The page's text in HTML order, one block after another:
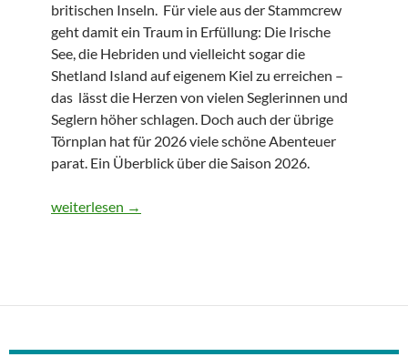
britischen Inseln. Für viele aus der Stammcrew
geht damit ein Traum in Erfüllung: Die Irische
See, die Hebriden und vielleicht sogar die
Shetland Island auf eigenem Kiel zu erreichen –
das lässt die Herzen von vielen Seglerinnen und
Seglern höher schlagen. Doch auch der übrige
Törnplan hat für 2026 viele schöne Abenteuer
parat. Ein Überblick über die Saison 2026.
2026: Kurs Schottland und ganz viel Meer
weiterlesen →